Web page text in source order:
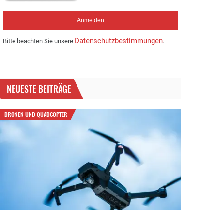
Bitte beachten Sie unsere Datenschutzbestimmungen.
NEUESTE BEITRÄGE
DRONEN UND QUADCOPTER